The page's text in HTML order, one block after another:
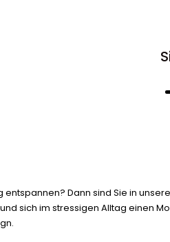
entspannen? Dann sind Sie in
sich im stressigen Alltag einen